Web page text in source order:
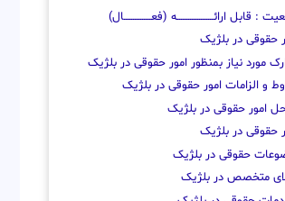
: قابل ارائــــــــــــــــــــه (فعـــــــــــــــال)
حقوقی در بلژیک
مورد نیاز بمنظور امور حقوقی در بلژیک
و الزامات امور حقوقی در بلژیک
امور حقوقی در بلژیک
حقوقی در بلژیک
حقوقی در بلژیک
متخصص در بلژیک